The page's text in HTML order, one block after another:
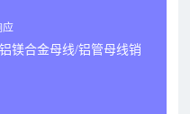
应
镁合金母线/铝管母线销